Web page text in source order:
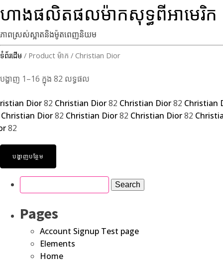
ហាងផលិតផលម៉ាកសុទ្ធពីអាមេរិក
ភាពស្រស់ស្អាតនិងម៉ូតពេញនិយម
ទំព័រដើម / Product ម៉ាក / Christian Dior
បង្ហាញ 1–16 ក្នុង 82 លទ្ធផល
Dior82 Christian Dior82 Christian Dior82 Christian
Christian Dior82 Christian Dior82 Christian Dior82
82
បង្ហាញបន្ថែម
Pages
Account Signup Test page
Elements
Home